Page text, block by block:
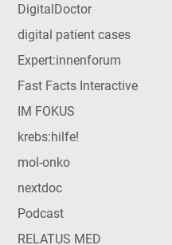
DigitalDoctor
digital patient cases
Expert:innenforum
Fast Facts Interactive
IM FOKUS
krebs:hilfe!
mol-onko
nextdoc
Podcast
RELATUS MED